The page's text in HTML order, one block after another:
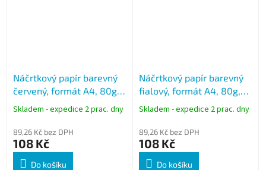
Náčrtkový papír barevný
červený, formát A4, 80g,
100 listů
Skladem - expedice 2 prac. dny
89,26 Kč bez DPH
108 Kč
Do košíku
Náčrtkový papír barevný
fialový, formát A4, 80g,
100 listů
Skladem - expedice 2 prac. dny
89,26 Kč bez DPH
108 Kč
Do košíku